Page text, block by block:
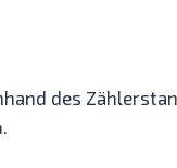
des